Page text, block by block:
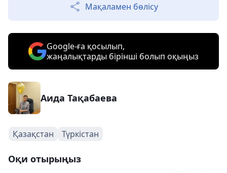
Мақаламен бөлісу
Google-ға қосылып,
жаңалықтарды бірінші болып оқыңыз
Аида Тақабаева
Қазақстан Түркістан
Оқи отырыңыз